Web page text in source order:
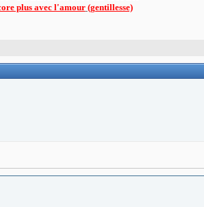
plus avec l'amour (gentillesse)